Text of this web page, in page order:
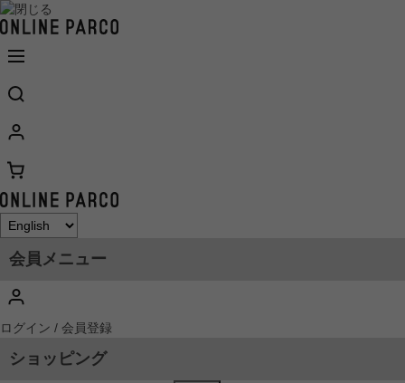
会員メニュー
ログイン / 会員登録
ショッピング